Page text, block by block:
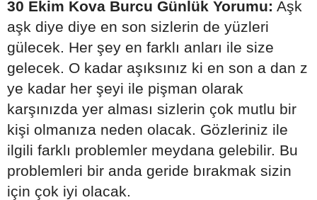
30 Ekim Kova Burcu Günlük Yorumu: Aşk
aşk diye diye en son sizlerin de yüzleri
gülecek. Her şey en farklı anları ile size
gelecek. O kadar aşıksınız ki en son a dan z
ye kadar her şeyi ile pişman olarak
karşınızda yer alması sizlerin çok mutlu bir
kişi olmanıza neden olacak. Gözleriniz ile
ilgili farklı problemler meydana gelebilir. Bu
problemleri bir anda geride bırakmak sizin
için çok iyi olacak.